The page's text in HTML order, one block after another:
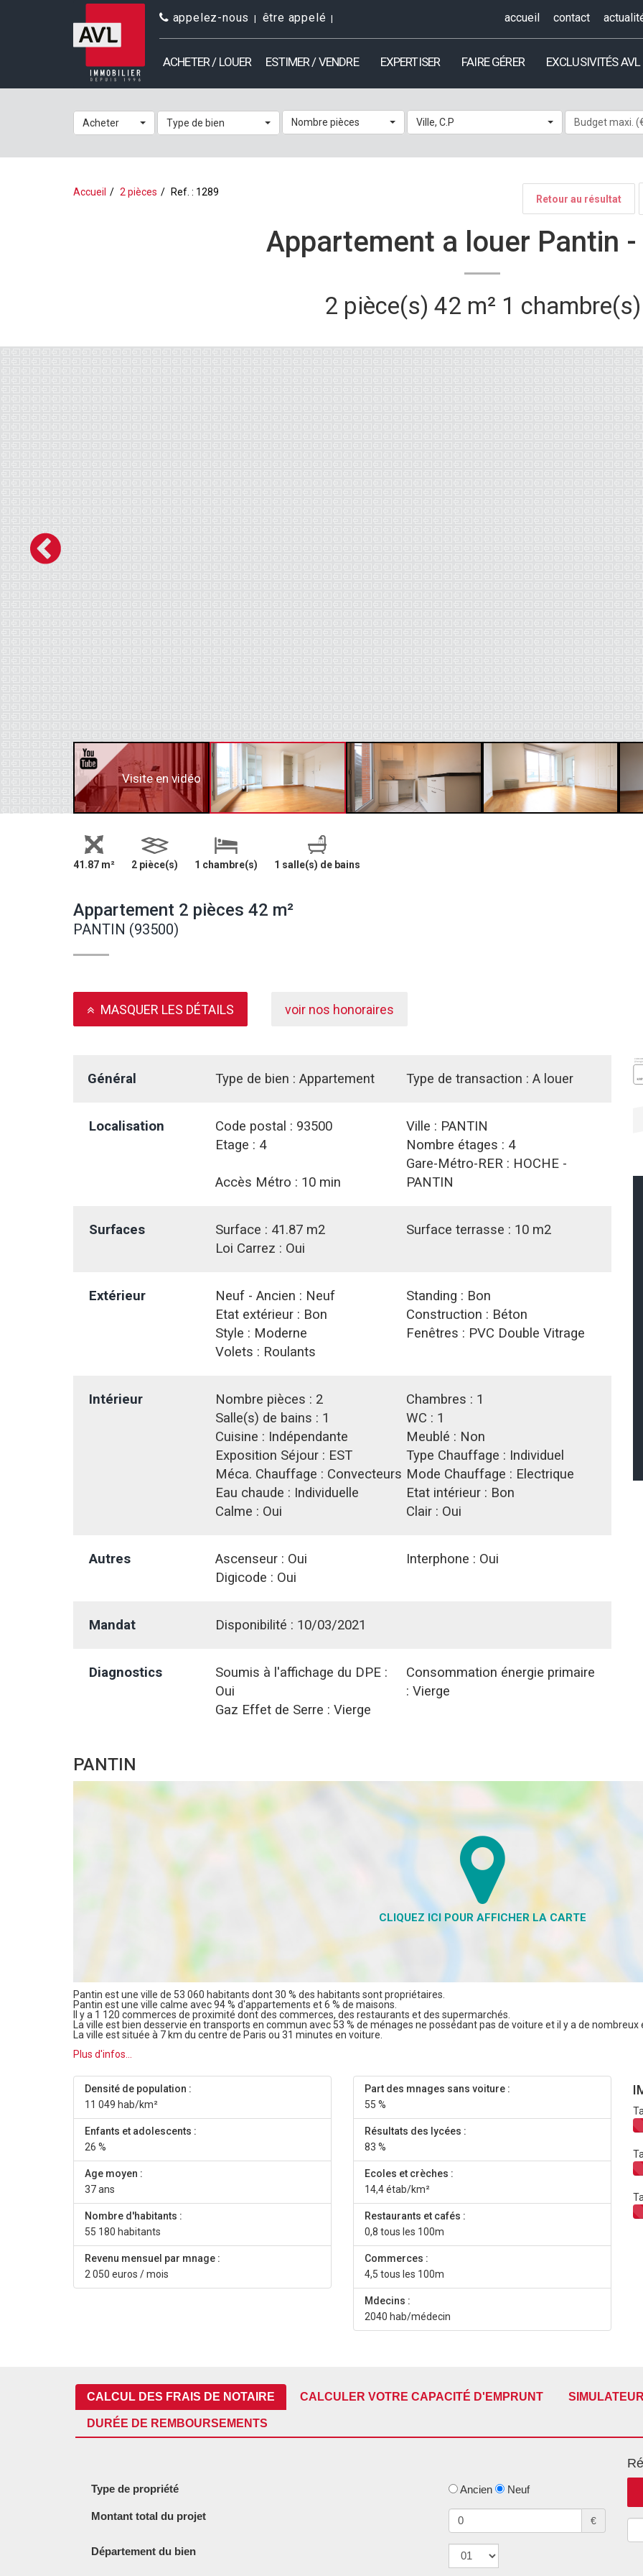
appelez-nous être appelé accueil contact
ACHETER / LOUER ESTIMER / VENDRE EXPERTISER FAIRE GÉRER EXCLUSIVITÉS AVL
Acheter Type de bien Nombre pièces Ville, C.P
Accueil 2 pièces Ref. : 1289
Retour au résultat
Appartement a louer Pantin -
2 pièce(s) 42 m² 1 chambre(s)
Visite en vidéo
41.87 m² 2 pièce(s) 1 chambre(s) 1 salle(s) de bains
Appartement 2 pièces 42 m²
PANTIN (93500)
MASQUER LES DÉTAILS voir nos honoraires
Général Type de bien : Appartement Type de transaction : A louer
Localisation Code postal : 93500 Ville : PANTIN
Etage : 4 Nombre étages : 4
Accès Métro : 10 min
Gare-Métro-RER : HOCHE -
PANTIN
Surfaces Surface : 41.87 m2 Surface terrasse : 10 m2
Loi Carrez : Oui
Extérieur Neuf - Ancien : Neuf Standing : Bon
Etat extérieur : Bon Construction : Béton
Style : Moderne Fenêtres : PVC Double Vitrage
Volets : Roulants
Intérieur Nombre pièces : 2 Chambres : 1
Salle(s) de bains : 1 WC : 1
Cuisine : Indépendante Meublé : Non
Exposition Séjour : EST Type Chauffage : Individuel
Méca. Chauffage : Convecteurs Mode Chauffage : Electrique
Eau chaude : Individuelle Etat intérieur : Bon
Calme : Oui Clair : Oui
Autres Ascenseur : Oui Interphone : Oui
Digicode : Oui
Mandat Disponibilité : 10/03/2021
Diagnostics
Soumis à l'affichage du DPE :
Oui
Consommation énergie primaire
: Vierge
Gaz Effet de Serre : Vierge
PANTIN
Pantin est une ville de 53 060 habitants dont 30 % des habitants sont propriétaires.
Pantin est une ville calme avec 94 % d'appartements et 6 % de maisons.
Il y a 1 120 commerces de proximité dont des commerces, des restaurants et des supermarchés.
La ville est bien desservie en transports en commun avec 53 % de ménages ne possédant pas de voiture et il y a de nombreux
La ville est située à 7 km du centre de Paris ou 31 minutes en voiture.
Plus d'infos...
Densité de population :
11 049 hab/km²
Enfants et adolescents :
26 %
Age moyen :
37 ans
Nombre d'habitants :
55 180 habitants
Revenu mensuel par mnage :
2 050 euros / mois
Part des mnages sans voiture :
55 %
Résultats des lycées :
83 %
Ecoles et crèches :
14,4 étab/km²
Restaurants et cafés :
0,8 tous les 100m
Commerces :
4,5 tous les 100m
Mdecins :
2040 hab/médecin
CALCUL DES FRAIS DE NOTAIRE CALCULER VOTRE CAPACITÉ D'EMPRUNT
DURÉE DE REMBOURSEMENTS
Type de propriété Ancien Neuf
Montant total du projet €
Département du bien